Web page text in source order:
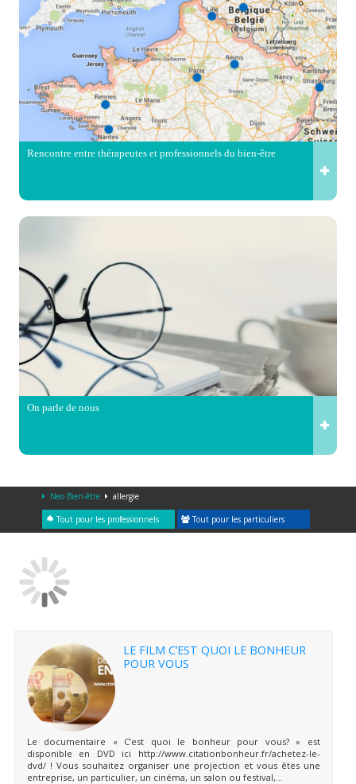
Rencontre entre thérapeutes et professionnels du bien-être
On parle de nous
Neo Bien-être allergie
Tout pour les professionnels Tout pour les particuliers
LE FILM C’EST QUOI LE BONHEUR
POUR VOUS
Le documentaire « C’est quoi le bonheur pour vous? » est
disponible en DVD ici http://www.citationbonheur.fr/achetez-le-
dvd/ ! Vous souhaitez organiser une projection et vous êtes une
entreprise, un particulier, un cinéma, un salon ou festival,...